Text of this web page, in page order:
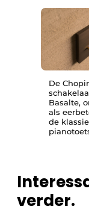
De
Basalte,
als
de
verder.